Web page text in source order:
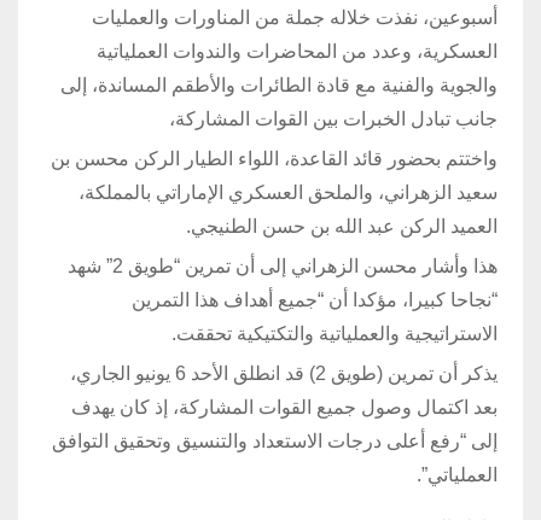
أسبوعين، نفذت خلاله جملة من المناورات والعمليات
العسكرية، وعدد من المحاضرات والندوات العملياتية
والجوية والفنية مع قادة الطائرات والأطقم المساندة، إلى
جانب تبادل الخبرات بين القوات المشاركة،
واختتم بحضور قائد القاعدة، اللواء الطيار الركن محسن بن
سعيد الزهراني، والملحق العسكري الإماراتي بالمملكة،
العميد الركن عبد الله بن حسن الطنيجي.
هذا وأشار محسن الزهراني إلى أن تمرين “طويق 2” شهد
“نجاحا كبيرا، مؤكدا أن “جميع أهداف هذا التمرين
الاستراتيجية والعملياتية والتكتيكية تحققت.
يذكر أن تمرين (طويق 2) قد انطلق الأحد 6 يونيو الجاري،
بعد اكتمال وصول جميع القوات المشاركة، إذ كان يهدف
إلى “رفع أعلى درجات الاستعداد والتنسيق وتحقيق التوافق
العملياتي”.